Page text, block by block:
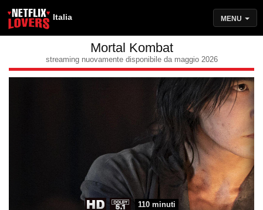
Italia MENU
Mortal Kombat
streaming nuovamente disponibile da maggio 2026
110 minuti